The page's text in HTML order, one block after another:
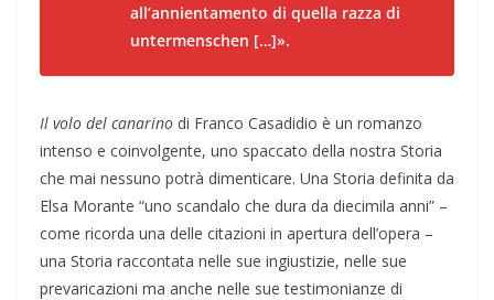
all’annientamento di quella razza di
untermenschen […]».
Il volo del canarino di Franco Casadidio è un romanzo
intenso e coinvolgente, uno spaccato della nostra Storia
che mai nessuno potrà dimenticare. Una Storia definita da
Elsa Morante “uno scandalo che dura da diecimila anni” –
come ricorda una delle citazioni in apertura dell’opera –
una Storia raccontata nelle sue ingiustizie, nelle sue
prevaricazioni ma anche nelle sue testimonianze di